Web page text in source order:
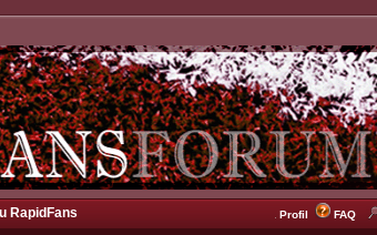
RapidFans Profil FAQ